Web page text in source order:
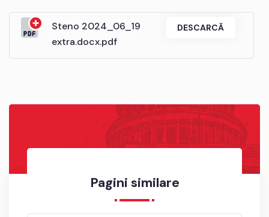
Pagini similare
Steno 2024_06_19
extra.docx.pdf
DESCARCĂ